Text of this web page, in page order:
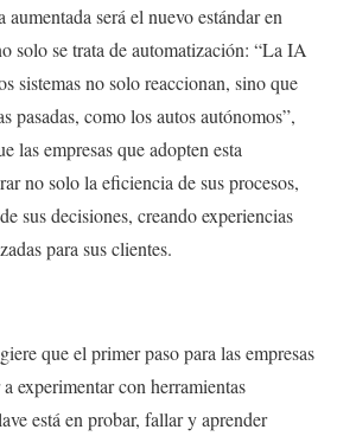
será el nuevo estándar en
solo se trata de automatización: “La IA
sistemas no solo reaccionan, sino que
pasadas, como los autos autónomos”,
las empresas que adopten esta
no solo la eficiencia de sus procesos,
sus decisiones, creando experiencias
para sus clientes.
que el primer paso para las empresas
experimentar con herramientas
está en probar, fallar y aprender